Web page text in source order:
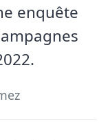
enquête